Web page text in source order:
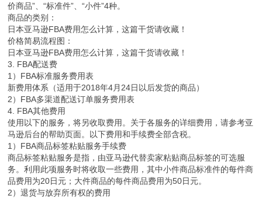
价商品”、“标准件”、“小件”4种。
商品的类别：
日本亚马逊FBA费用怎么计算，这篇干货请收藏！
价格简易流程图：
日本亚马逊FBA费用怎么计算，这篇干货请收藏！
3. FBA配送费
1）FBA标准服务费用表
新费用体系（适用于2018年4月24日以后发货的商品）
2）FBA多渠道配送订单服务费用表
4. FBA其他费用
使用以下的服务，将另收取费用。关于各服务的详细费用，请参考亚
马逊后台的帮助页面。以下费用和手续费全部含税。
1）FBA商品标签粘贴服务手续费
商品标签粘贴服务是指，由亚马逊代替卖家粘贴商品标签的可选服
务。利用此项服务时将收取一些费用，其中小件商品标准件的每件商
品费用为20日元；大件商品的每件商品费用为50日元。
2）退货与放弃所有权的费用